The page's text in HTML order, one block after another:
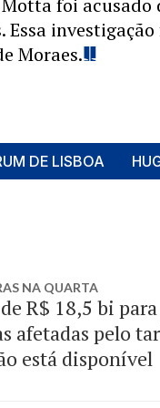
foi
Essa
Moraes.
DE LISBOA
NA QUARTA
R$ 18,5 bi para
afetadas pelo
está disponível